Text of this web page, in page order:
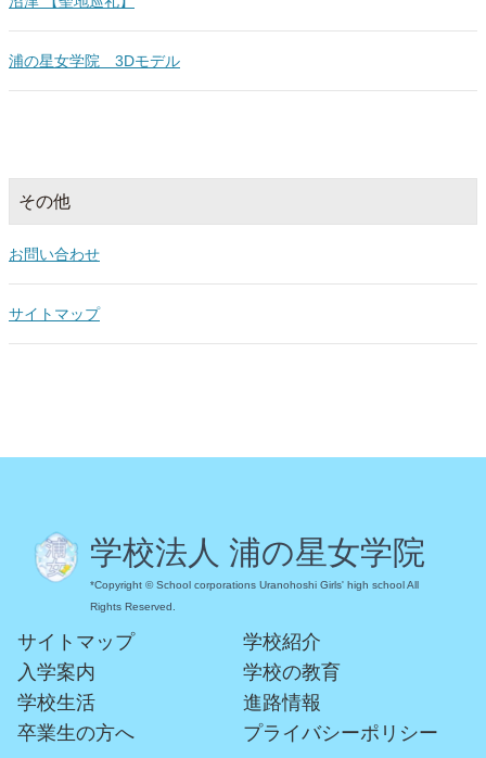
浦の星女学院 3Dモデル
その他
お問い合わせ
サイトマップ
学校法人 浦の星女学院
*Copyright © School corporations Uranohoshi Girls' high school All
Rights Reserved.
サイトマップ
学校紹介
入学案内
学校の教育
学校生活
進路情報
卒業生の方へ
プライバシーポリシー